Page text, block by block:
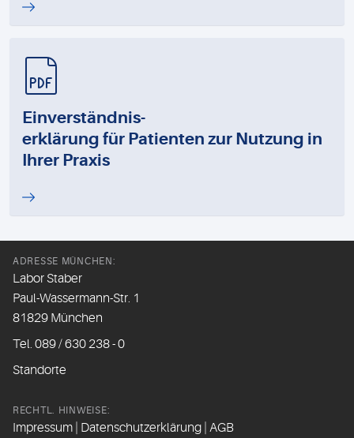
Einverständnis-
erklärung für Patienten zur Nutzung in
Ihrer Praxis
ADRESSE MÜNCHEN:
Labor Staber
Paul-Wassermann-Str. 1
81829 München
Tel. 089 / 630 238 - 0
Standorte
RECHTL. HINWEISE:
Impressum Datenschutzerklärung AGB